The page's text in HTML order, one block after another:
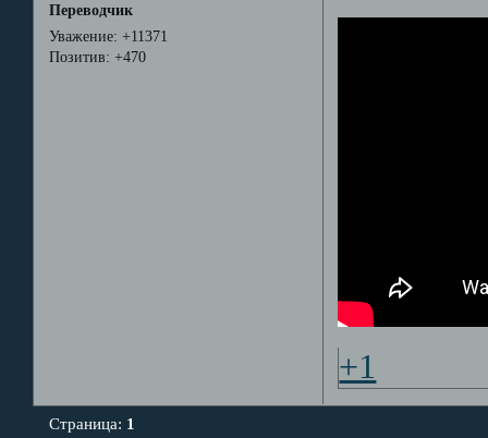
Переводчик
Уважение: +11371
Позитив: +470
+1
Страница: 1